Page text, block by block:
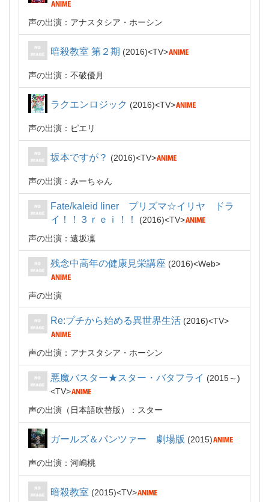
声の出演：アナスタシア・ホーシン
暗殺教室 第２期 2016 TV
声の出演：不破優月
ラクエンロジック 2016 TV
声の出演：ピエリ
坂本ですが？ 2016 TV
声の出演：みーちゃん
Fate/kaleid liner プリズマ☆イリヤ ドラ
イ！！３ｒｅｉ！！
2016
TV
声の出演：遠坂凜
残念中高年の健康見栄講座 2016 Web
声の出演
Re:プチから始める異世界生活 2016 TV
声の出演：アナスタシア・ホーシン
悪魔バスター★スター・バタフライ
2015～
TV
声の出演（日本語吹替版）：スター
ガールズ＆パンツァー 劇場版 2015
声の出演：河嶋桃
暗殺教室 2015 TV